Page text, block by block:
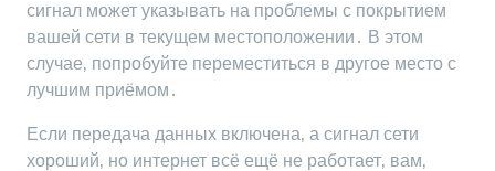
сигнал может указывать на проблемы с покрытием
вашей сети в текущем местоположении․ В этом
случае‚ попробуйте переместиться в другое место с
лучшим приёмом․
Если передача данных включена‚ а сигнал сети
хороший‚ но интернет всё ещё не работает‚ вам‚